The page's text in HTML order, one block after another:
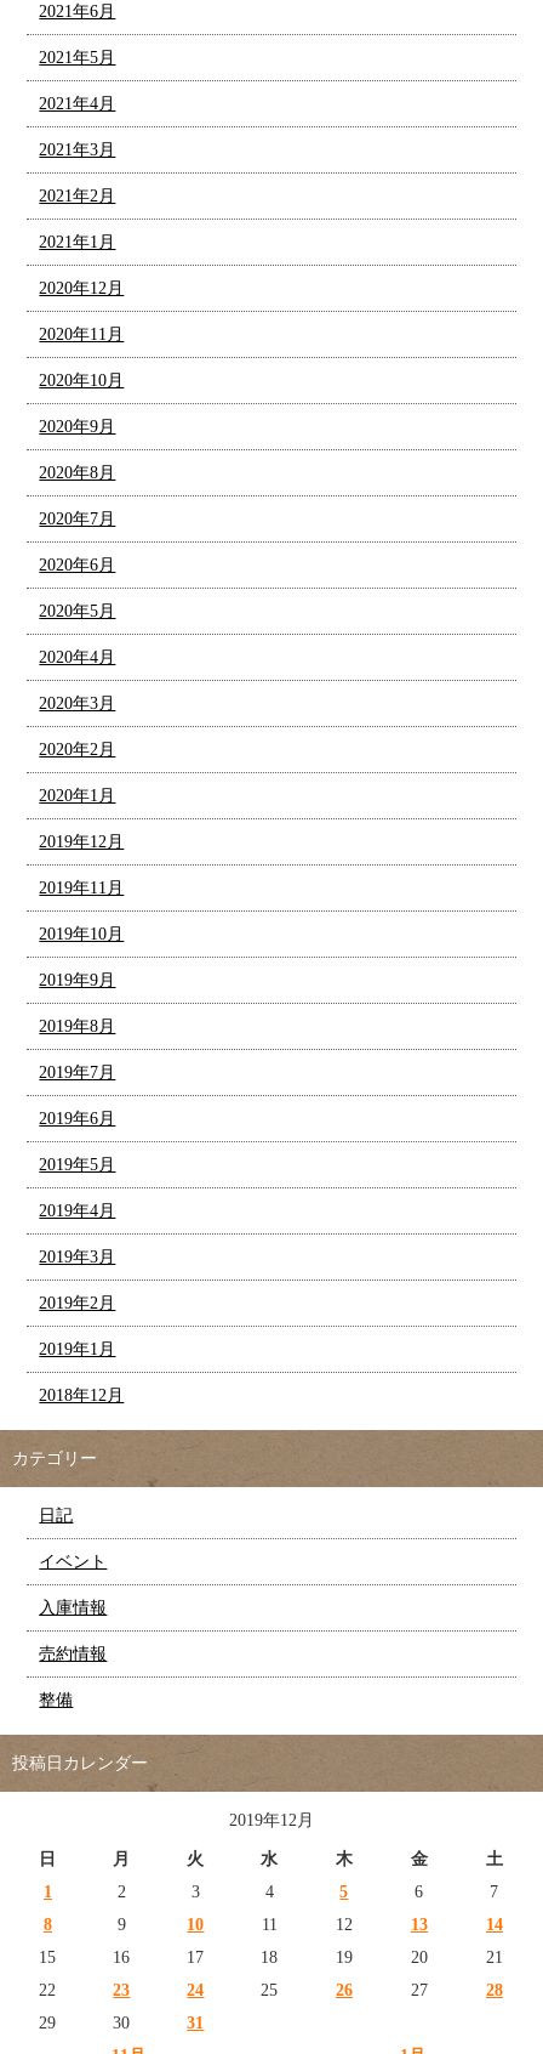
2021年6月
2021年5月
2021年4月
2021年3月
2021年2月
2021年1月
2020年12月
2020年11月
2020年10月
2020年9月
2020年8月
2020年7月
2020年6月
2020年5月
2020年4月
2020年3月
2020年2月
2020年1月
2019年12月
2019年11月
2019年10月
2019年9月
2019年8月
2019年7月
2019年6月
2019年5月
2019年4月
2019年3月
2019年2月
2019年1月
2018年12月
カテゴリー
日記
イベント
入庫情報
売約情報
整備
投稿日カレンダー
2019年12月
日 月 火 水 木 金 土
1 2 3 4 5 6
7
8
9 10 11 12 13
14
15
16 17 18 19 20
21
22
23 24 25 26 27
28
29
30 31